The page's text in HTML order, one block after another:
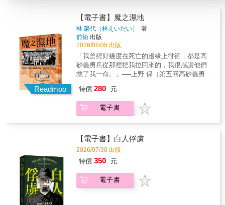
Readmoo
【電子書】魔之濕地
林 榮代（林えいだい）
著
前衛 出版
2026/08/05 出版
「我曾經好幾度在死亡的邊緣上徘徊，都是高
砂義勇兵從那裡把我拉回來的，我很感謝他們
救了我一命。」──上野 保（第五回高砂義勇隊
敗退，數支由臺灣原住民青年菁英組成的部
隊，穿上軍服，遠離故鄉，被推向南洋叢林最
前線。然而，從部落青年成為帝國士兵的「高
本歷史暗面的紀實作家林榮代（林えいだ
い），於1994年尋得第五回高砂義勇隊等資
料，並循線訪問曾參與新幾內亞遠征戰事的日
本軍官，完成《台湾第五回高砂義勇隊：名
簿・軍事貯金・日本人証言》一書，堪稱二戰
後少數關於高砂義勇隊的完整紀錄。對於了解
特價 280 元
電子書
【電子書】白人俘虜
2026/07/30 出版
特價 350 元
電子書